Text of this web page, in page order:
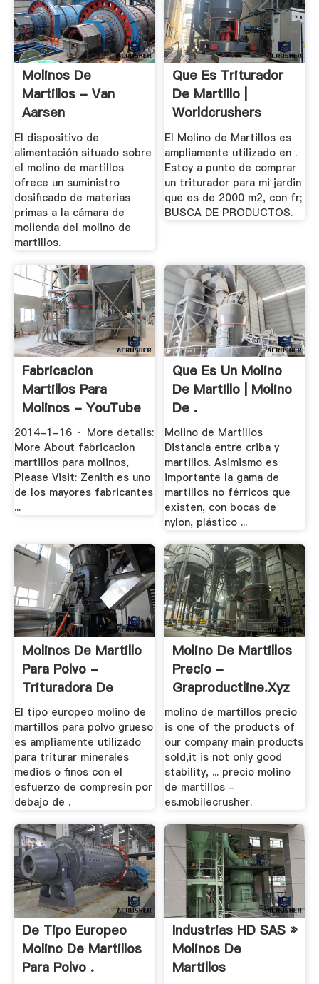
Molinos De
Martillos - Van
Aarsen
El dispositivo de
alimentación situado sobre
el molino de martillos
ofrece un suministro
dosificado de materias
primas a la cámara de
molienda del molino de
martillos.
Que Es Triturador
De Martillo |
Worldcrushers
El Molino de Martillos es
ampliamente utilizado en .
Estoy a punto de comprar
un triturador para mi jardin
que es de 2000 m2, con fr;
BUSCA DE PRODUCTOS.
Fabricacion
Martillos Para
Molinos - YouTube
2014-1-16 · More details:
More About fabricacion
martillos para molinos,
Please Visit: Zenith es uno
de los mayores fabricantes
...
Que Es Un Molino
De Martillo | Molino
De .
Molino de Martillos
Distancia entre criba y
martillos. Asimismo es
importante la gama de
martillos no férricos que
existen, con bocas de
nylon, plástico ...
Molinos De Martillo
Para Polvo -
Trituradora De
Cono
El tipo europeo molino de
martillos para polvo grueso
es ampliamente utilizado
para triturar minerales
medios o finos con el
esfuerzo de compresin por
debajo de .
Molino De Martillos
Precio -
Graproductline.xyz
molino de martillos precio
is one of the products of
our company main products
sold,it is not only good
stability, ... precio molino
de martillos -
es.mobilecrusher.
De Tipo Europeo
Molino De Martillos
Para Polvo .
Industrias HD SAS »
Molinos De
Martillos